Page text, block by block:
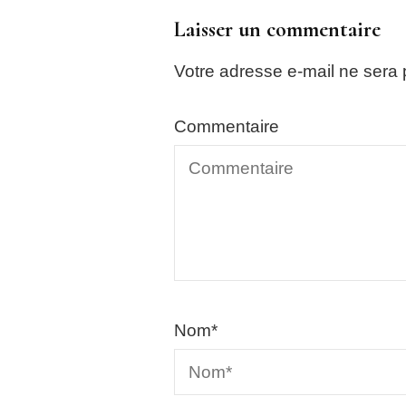
Laisser un commentaire
Votre adresse e-mail ne sera
Commentaire
Nom*